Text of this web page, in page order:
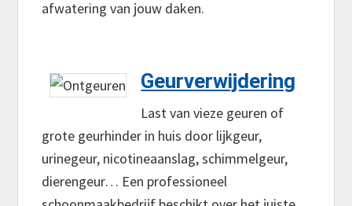
afwatering van jouw daken.
Geurverwijdering
Last van vieze geuren of
grote geurhinder in huis door lijkgeur,
urinegeur, nicotineaanslag, schimmelgeur,
dierengeur… Een professioneel